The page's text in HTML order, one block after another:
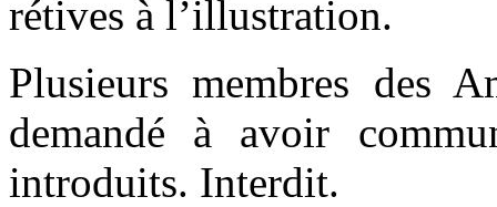
rétives à l’illustration.
Plusieurs membres des
demandé à avoir
introduits. Interdit.